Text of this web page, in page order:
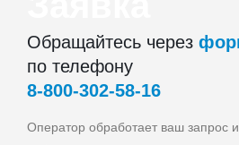
Обращайтесь через
по телефону
8‑800‑302‑58‑16
Оператор обработает ваш запрос